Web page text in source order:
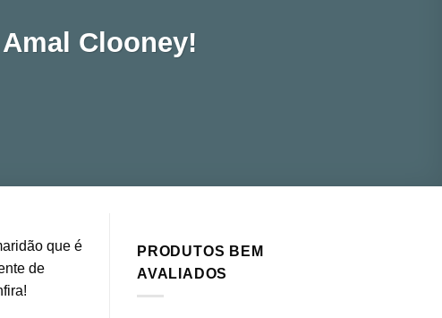
Clooney!
que é
de
PRODUTOS BEM
AVALIADOS